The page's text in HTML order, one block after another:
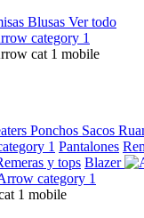
Blusas Ver todo
Ponchos Sacos
Pantalones
y tops Blazer